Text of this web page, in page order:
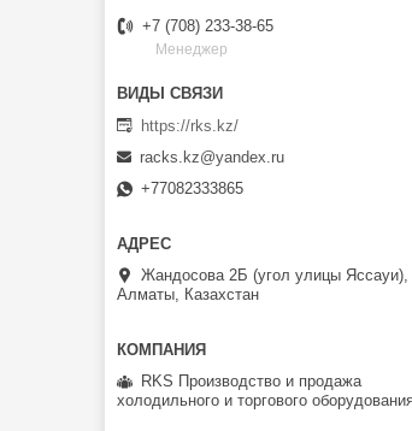
+7 (708) 233-38-65
Менеджер
https://rks.kz/
racks.kz@yandex.ru
+77082333865
Жандосова 2Б (угол улицы Яссауи),
Алматы, Казахстан
RKS Производство и продажа
холодильного и торгового